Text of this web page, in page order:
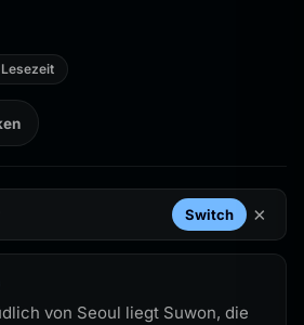
Switch ×
von Seoul liegt Suwon, die